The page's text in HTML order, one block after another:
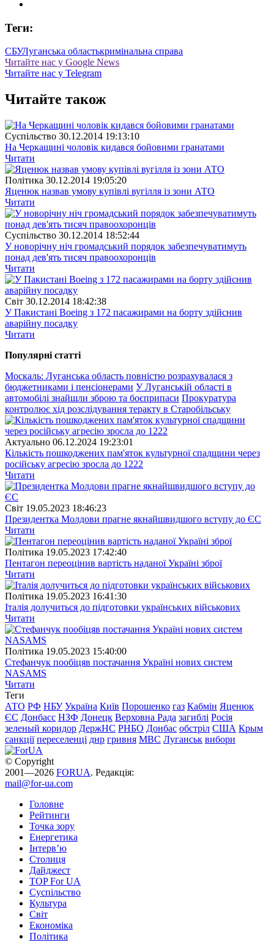
Теги:
СБУЛуганська областькримінальна справа
Читайте нас у Google News
Читайте нас у Telegram
Читайте також
Суспiльство 30.12.2014 19:13:10
На Черкащині чоловік кидався бойовими гранатами
Читати
Полiтика 30.12.2014 19:05:20
Яценюк назвав умову купівлі вугілля із зони АТО
Читати
Суспiльство 30.12.2014 18:52:44
У новорічну ніч громадський порядок забезпечуватимуть
понад дев'ять тисяч правоохоронців
Читати
Свiт 30.12.2014 18:42:38
У Пакистані Boeing з 172 пасажирами на борту здійснив
аварійну посадку
Читати
Популярнi статтi
Москаль: Луганська область повністю розрахувалася з
бюджетниками і пенсіонерами У Луганській області в
автомобілі знайшли зброю та боєприпаси Прокуратура
контролює хід розслідування теракту в Старобільську
Актуально 06.12.2024 19:23:01
Кількість пошкоджених пам'яток культурної спадщини через
російську агресію зросла до 1222
Читати
Свiт 19.05.2023 18:46:23
Президентка Молдови прагне якнайшвидшого вступу до ЄС
Читати
Полiтика 19.05.2023 17:42:40
Пентагон переоцінив вартість наданої Україні зброї
Читати
Полiтика 19.05.2023 16:41:30
Італія долучиться до підготовки українських військових
Читати
Полiтика 19.05.2023 15:40:00
Стефанчук пообіцяв постачання Україні нових систем
NASAMS
Читати
Теги
АТО РФ НБУ Україна Київ Порошенко газ Кабмін Яценюк
ЄС Донбасс НЗФ Донецк Верховна Рада загиблі Росія
зеленый коридор ДержНС РНБО Донбас обстріл США Крым
санкції переселенці днр гривня МВС Луганськ вибори
© Copyright
2001—2026 FORUA. Редакція:
mail@for-ua.com
Головне
Рейтинги
Точка зору
Енергетика
Інтерв’ю
Столиця
Дайджест
TOP For UA
Суспiльство
Культура
Світ
Економіка
Політика